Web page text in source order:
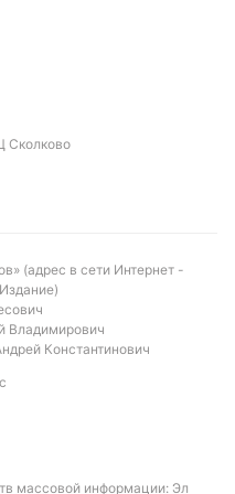
элемент
количеством голов.
2.5 голов,
обеих команд.
на вариант обе
проблемы с атакой.
победы хозяев
исходом,
набрать очки и
игре.
Сколково
(адрес в сети Интернет -
Владимирович
Константинович
массовой информации: Эл